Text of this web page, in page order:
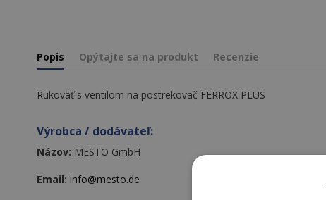
Popis Opýtajte sa na produkt Recenzie
Rukoväť s ventilom na postrekovač FERROX PLUS
Výrobca / dodávateľ:
Názov: MESTO GmbH
Email: info@mesto.de